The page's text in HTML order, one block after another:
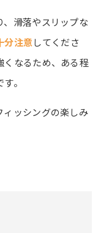
、滑落やスリップな
分注意してくださ
くなるため、ある程
。
ィッシングの楽しみ